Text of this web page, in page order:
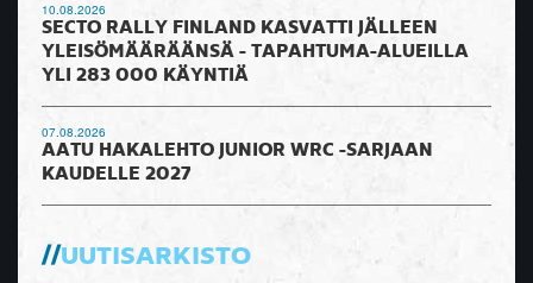
10.08.2026
SECTO RALLY FINLAND KASVATTI JÄLLEEN
YLEISÖMÄÄRÄÄNSÄ - TAPAHTUMA-ALUEILLA
YLI 283 000 KÄYNTIÄ
07.08.2026
AATU HAKALEHTO JUNIOR WRC -SARJAAN
KAUDELLE 2027
UUTISARKISTO